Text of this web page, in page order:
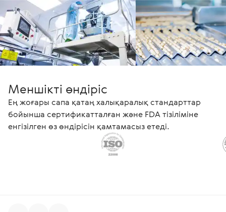
Меншікті өндіріс
Ең жоғары сапа қатаң халықаралық стандарттар
бойынша сертификатталған және FDA тізіліміне
енгізілген өз өндірісін қамтамасыз етеді.